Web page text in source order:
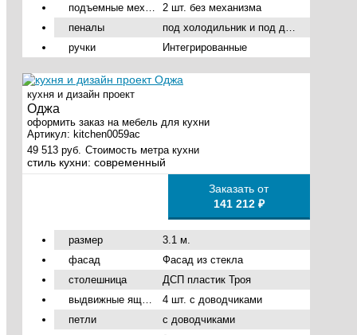
2 шт. без механизма
пеналы
ручки
Интегрированные
кухня и дизайн проект
Оджа
оформить заказ на мебель для кухни
Артикул: kitchen0059ac
49 513 руб. Стоимость метра кухни
стиль кухни: современный
Заказать от
141 212 ₽
размер
3.1 м.
фасад
Фасад из стекла
столешница
ДСП пластик Троя
4 шт. с доводчиками
петли
с доводчиками